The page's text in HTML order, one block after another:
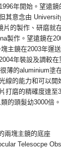
年開始。望遠鏡
其意念由
片的製作、研磨就
製作。望遠鏡在
主鏡在2003年運
年裝設及調較在
薄的aluminium塗
線的能力和可以開
打磨的精確度達至
的頭髮幼3000倍。
兩塊主鏡的底座
Telesocpe